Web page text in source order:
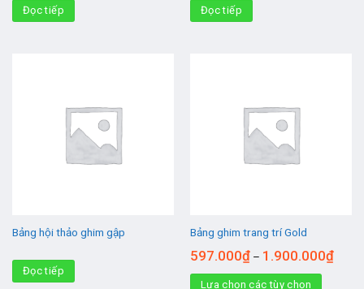
Đọc tiếp Đọc tiếp
Bảng hội thảo ghim gập
Đọc tiếp
Bảng ghim trang trí Gold
597.000₫– 1.900.000₫
Lựa chọn các tùy chọn